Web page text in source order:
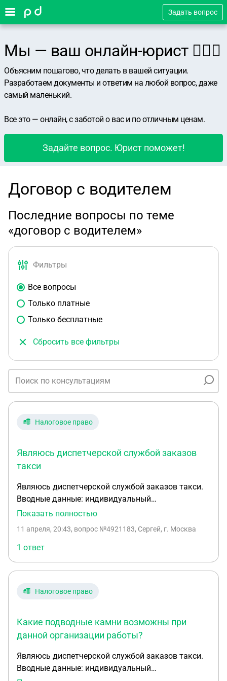
Задать вопрос
Мы — ваш онлайн-юрист 👨🏻‍⚖️
Объясним пошагово, что делать в вашей ситуации.
Разработаем документы и ответим на любой вопрос, даже
самый маленький.
Все это — онлайн, с заботой о вас и по отличным ценам.
Задайте вопрос. Юрист поможет!
Договор с водителем
Последние вопросы по теме
«договор с водителем»
Фильтры
Все вопросы
Только платные
Только бесплатные
Сбросить все фильтры
Налоговое право
Являюсь диспетчерской службой заказов
такси
Являюсь диспетчерской службой заказов такси.
Вводные данные: индивидуальный
предприниматель на УСН (Доходы) 06.03 я начал
такси. Является оператором персональных
данных (для бухгалтерского и кадрового учёта).
Схема работы следующая: составлен агентский
договор с водителем, где ИП - агент, а водитель
возложены на приципала. По договору агентское
принципалу составляет 7 процентов от суммы,
полученной принципалом от клиента (они
водитель в приложении Мой налог) Сумма
агентского вознаграждения снимается с
Показать полностью
11 апреля, 20:43, вопрос №4921183, Сергей, г. Москва
1 ответ
Налоговое право
Какие подводные камни возможны при
данной организации работы?
Являюсь диспетчерской службой заказов такси.
Вводные данные: индивидуальный